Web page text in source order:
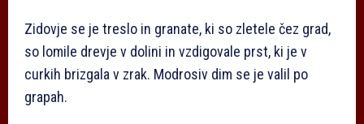
Zidovje se je treslo in granate, ki so zletele čez grad,
so lomile drevje v dolini in vzdigovale prst, ki je v
curkih brizgala v zrak. Modrosiv dim se je valil po
grapah.